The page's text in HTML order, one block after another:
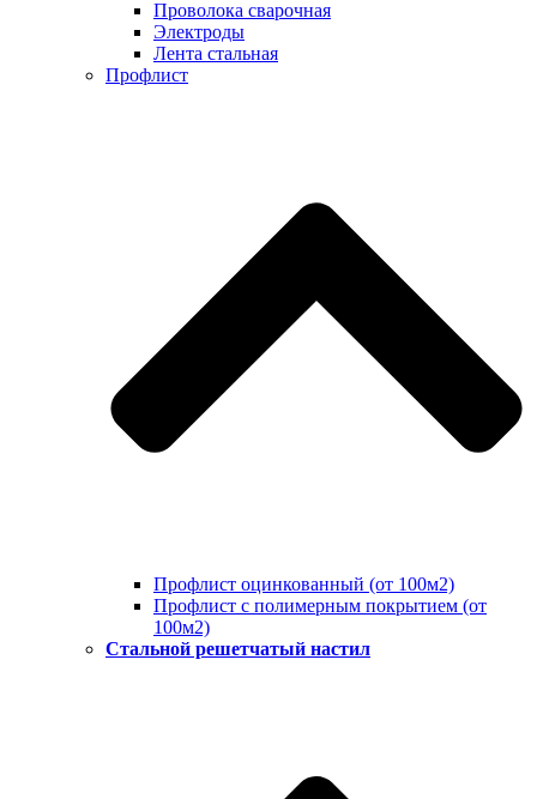
Проволока сварочная
Электроды
Лента стальная
Профлист
Профлист оцинкованный (от 100м2)
Профлист с полимерным покрытием (от
100м2)
Стальной решетчатый настил